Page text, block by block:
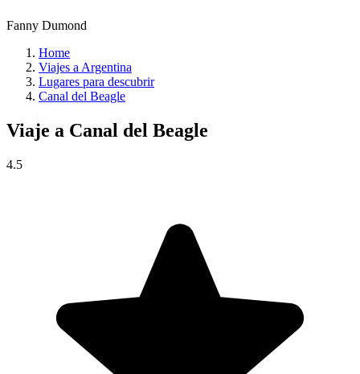
Fanny Dumond
Home
Viajes a Argentina
Lugares para descubrir
Canal del Beagle
Viaje a Canal del Beagle
4.5